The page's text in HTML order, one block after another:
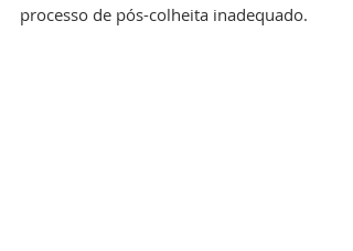
processo de pós-colheita inadequado.